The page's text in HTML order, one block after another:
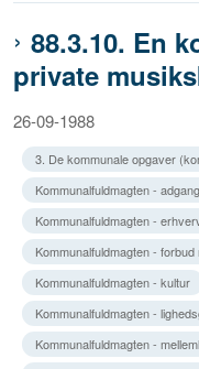
88.3.10. En
private
26-09-1988
3. De kommunale opgaver
Kommunalfuldmagten -
Kommunalfuldmagten -
Kommunalfuldmagten -
Kommunalfuldmagten - kultur
Kommunalfuldmagten -
Kommunalfuldmagten -